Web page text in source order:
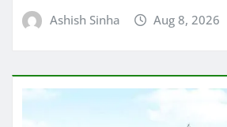
Ashish Sinha Aug 8, 2026